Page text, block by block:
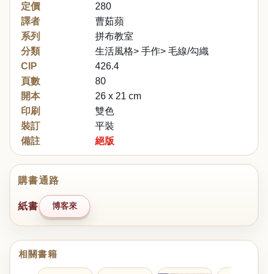
定價
280
譯者
曹茹蘋
系列
拼布教室
分類
生活風格> 手作> 毛線/勾織
CIP
426.4
頁數
80
開本
26 x 21 cm
印刷
雙色
裝訂
平裝
備註
絕版
購書通路
紙書 博客來
相關書籍